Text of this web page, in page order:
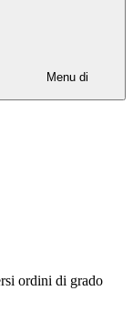
Menu di
ordini di grado